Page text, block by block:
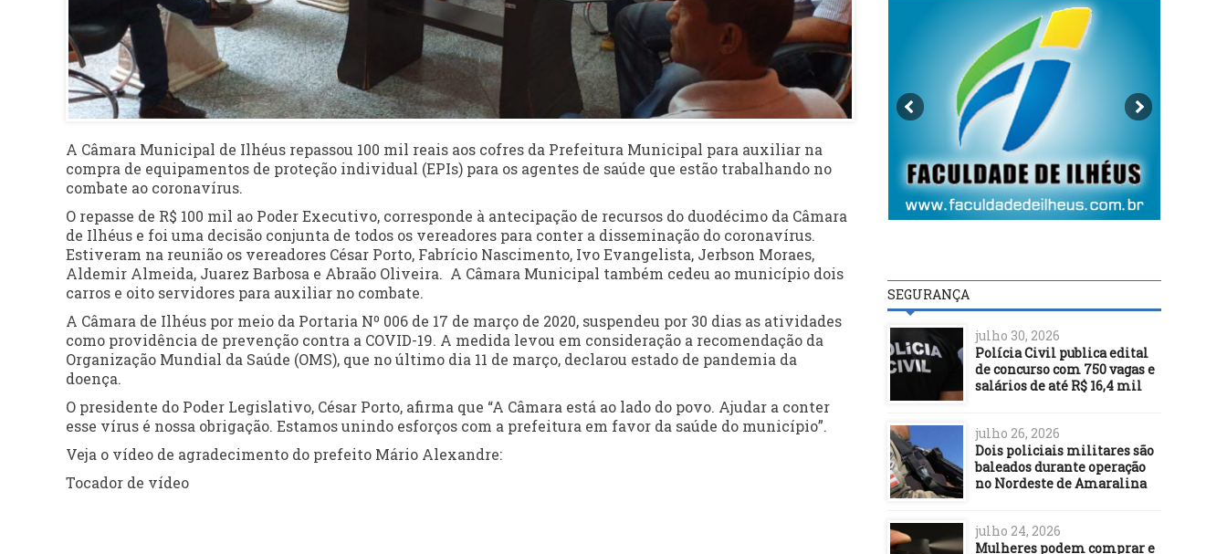
A Câmara Municipal de Ilhéus repassou 100 mil reais aos cofres da Prefeitura Municipal para auxiliar na
compra de equipamentos de proteção individual (EPIs) para os agentes de saúde que estão trabalhando no
combate ao coronavírus.
O repasse de R$ 100 mil ao Poder Executivo, corresponde à antecipação de recursos do duodécimo da Câmara
de Ilhéus e foi uma decisão conjunta de todos os vereadores para conter a disseminação do coronavírus.
Estiveram na reunião os vereadores César Porto, Fabrício Nascimento, Ivo Evangelista, Jerbson Moraes,
Aldemir Almeida, Juarez Barbosa e Abraão Oliveira. A Câmara Municipal também cedeu ao município dois
carros e oito servidores para auxiliar no combate.
A Câmara de Ilhéus por meio da Portaria Nº 006 de 17 de março de 2020, suspendeu por 30 dias as atividades
como providência de prevenção contra a COVID-19. A medida levou em consideração a recomendação da
Organização Mundial da Saúde (OMS), que no último dia 11 de março, declarou estado de pandemia da
doença.
O presidente do Poder Legislativo, César Porto, afirma que “A Câmara está ao lado do povo. Ajudar a conter
esse vírus é nossa obrigação. Estamos unindo esforços com a prefeitura em favor da saúde do município”.
Veja o vídeo de agradecimento do prefeito Mário Alexandre:
Tocador de vídeo
SEGURANÇA
julho 30, 2026
Polícia Civil publica edital
de concurso com 750 vagas e
salários de até R$ 16,4 mil
julho 26, 2026
Dois policiais militares são
baleados durante operação
no Nordeste de Amaralina
julho 24, 2026
Mulheres podem comprar e